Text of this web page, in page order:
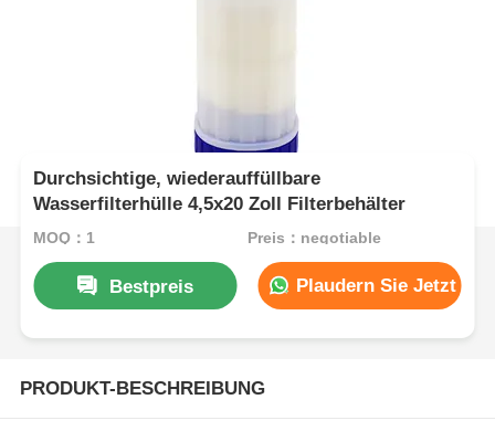
Durchsichtige, wiederauffüllbare
Wasserfilterhülle 4,5x20 Zoll Filterbehälter
MOQ：1 Preis：negotiable
Bestpreis Plaudern Sie Jetzt
PRODUKT-BESCHREIBUNG